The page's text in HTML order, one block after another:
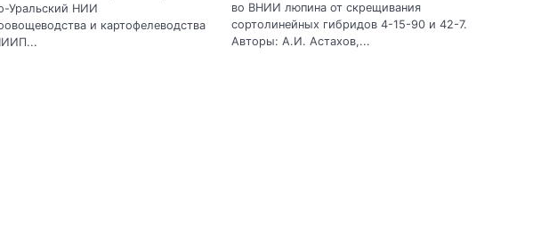
Уральский НИИ
и картофелеводства
во ВНИИ люпина от скрещивания
сортолинейных гибридов 4-15-90 и 42-7.
Авторы: А.И. Астахов,...